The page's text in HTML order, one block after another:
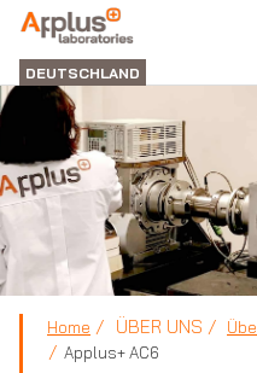
ABTEILUNG
LABORATORIEN
DEUTSCHLAND
Home ÜBER UNS
Applus+ AC6